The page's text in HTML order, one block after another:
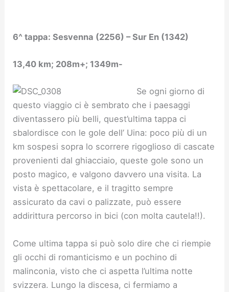
6^ tappa:Sesvenna (2256) – Sur En (1342)
13,40 km; 208m+; 1349m-
Se ogni giorno di
questo viaggio ci è sembrato che i paesaggi
diventassero più belli, quest’ultima tappa ci
sbalordisce con le gole dell’ Uina: poco più di un
km sospesi sopra lo scorrere rigoglioso di cascate
provenienti dal ghiacciaio, queste gole sono un
posto magico, e valgono davvero una visita. La
vista è spettacolare, e il tragitto sempre
assicurato da cavi o palizzate, può essere
addirittura percorso in bici (con molta cautela!!).
Come ultima tappa si può solo dire che ci riempie
gli occhi di romanticismo e un pochino di
malinconia, visto che ci aspetta l’ultima notte
svizzera. Lungo la discesa, ci fermiamo a